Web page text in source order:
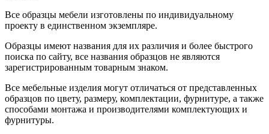
Все образцы мебели изготовлены по индивидуальному
проекту в единственном экземпляре.
Образцы имеют названия для их различия и более быстрого
поиска по сайту, все названия образцов не являются
зарегистрированным товарным знаком.
Все мебельные изделия могут отличаться от представленных
образцов по цвету, размеру, комплектации, фурнитуре, а также
способами монтажа и производителями комплектующих и
фурнитуры.